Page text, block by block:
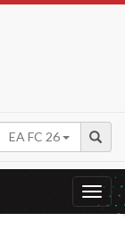
EA FC 26